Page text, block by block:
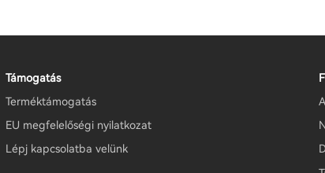
Támogatás
Terméktámogatás
EU megfelelőségi nyilatkozat
Lépj kapcsolatba velünk